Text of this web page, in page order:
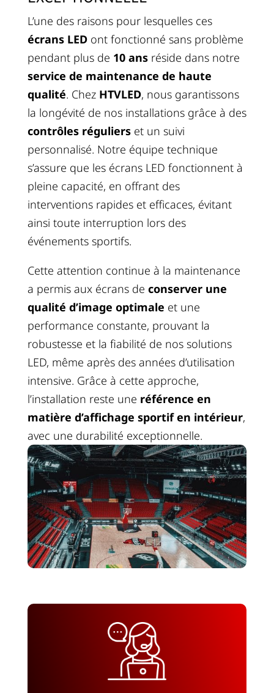
L’une des raisons pour lesquelles ces
écrans LEDont fonctionné sans problème
pendant plus de 10 ansréside dans notre
service de maintenance de haute
qualité. Chez HTVLED, nous garantissons
la longévité de nos installations grâce à des
contrôles régulierset un suivi
personnalisé. Notre équipe technique
s’assure que les écrans LED fonctionnent à
pleine capacité, en offrant des
interventions rapides et efficaces, évitant
ainsi toute interruption lors des
événements sportifs.
Cette attention continue à la maintenance
a permis aux écrans de conserver une
qualité d’image optimale et une
performance constante, prouvant la
robustesse et la fiabilité de nos solutions
LED, même après des années d’utilisation
intensive. Grâce à cette approche,
l’installation reste une référence en
matière d’affichage sportif en intérieur,
avec une durabilité exceptionnelle.